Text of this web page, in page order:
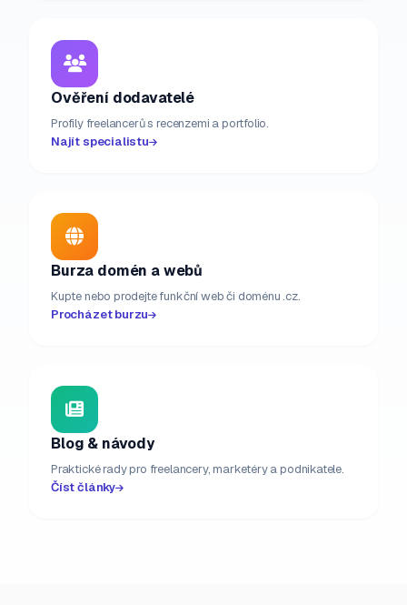
Ověření dodavatelé
Profily freelancerů s recenzemi a portfolio.
Najít specialistu
Burza domén a webů
Kupte nebo prodejte funkční web či doménu .cz.
Procházet burzu
Blog & návody
Praktické rady pro freelancery, marketéry a podnikatele.
Číst články